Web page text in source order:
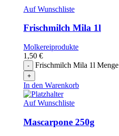
Auf Wunschliste
Frischmilch Mila 1l
Molkereiprodukte
1,50 €
Frischmilch Mila 1l Menge
In den Warenkorb
Auf Wunschliste
Mascarpone 250g